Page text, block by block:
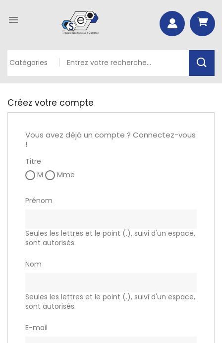

Créez votre compte
Vous avez déjà un compte ? Connectez-vous
!
Titre
M
Mme
Prénom
Seules les lettres et le point (.), suivi d'un espace,
sont autorisés.
Nom
Seules les lettres et le point (.), suivi d'un espace,
sont autorisés.
E-mail